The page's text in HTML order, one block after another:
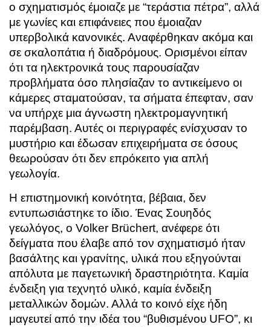
ο σχηματισμός έμοιαζε με “τεράστια πέτρα”, αλλά
με γωνίες και επιφάνειες που έμοιαζαν
υπερβολικά κανονικές. Αναφέρθηκαν ακόμα και
σε σκαλοπάτια ή διαδρόμους. Ορισμένοι είπαν
ότι τα ηλεκτρονικά τους παρουσίαζαν
προβλήματα όσο πλησίαζαν το αντικείμενο οι
κάμερες σταματούσαν, τα σήματα έπεφταν, σαν
να υπήρχε μια άγνωστη ηλεκτρομαγνητική
παρέμβαση. Αυτές οι περιγραφές ενίσχυσαν το
μυστήριο και έδωσαν επιχειρήματα σε όσους
θεωρούσαν ότι δεν επρόκειτο για απλή
γεωλογία.
Η επιστημονική κοινότητα, βέβαια, δεν
εντυπωσιάστηκε το ίδιο. Ένας Σουηδός
γεωλόγος, ο Volker Brüchert, ανέφερε ότι
δείγματα που έλαβε από τον σχηματισμό ήταν
βασάλτης και γρανίτης, υλικά που εξηγούνται
απόλυτα με παγετωνική δραστηριότητα. Καμία
ένδειξη για τεχνητό υλικό, καμία ένδειξη
μεταλλικών δομών. Αλλά το κοινό είχε ήδη
μαγευτεί από την ιδέα του “βυθισμένου UFO”, κι